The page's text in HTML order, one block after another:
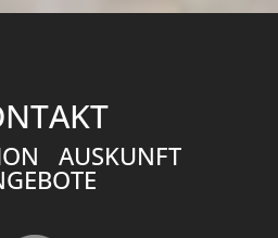
AUSKUNFT